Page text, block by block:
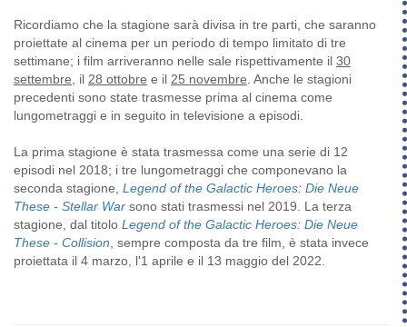
Ricordiamo che la stagione sarà divisa in tre parti, che saranno
proiettate al cinema per un periodo di tempo limitato di tre
settimane; i film arriveranno nelle sale rispettivamente il 30
settembre , il 28 ottobre e il 25 novembre . Anche le stagioni
precedenti sono state trasmesse prima al cinema come
lungometraggi e in seguito in televisione a episodi.
La prima stagione è stata trasmessa come una serie di 12
episodi nel 2018; i tre lungometraggi che componevano la
seconda stagione, Legend of the Galactic Heroes: Die Neue
These - Stellar War sono stati trasmessi nel 2019. La terza
stagione, dal titolo Legend of the Galactic Heroes: Die Neue
These - Collision , sempre composta da tre film, è stata invece
proiettata il 4 marzo, l'1 aprile e il 13 maggio del 2022.